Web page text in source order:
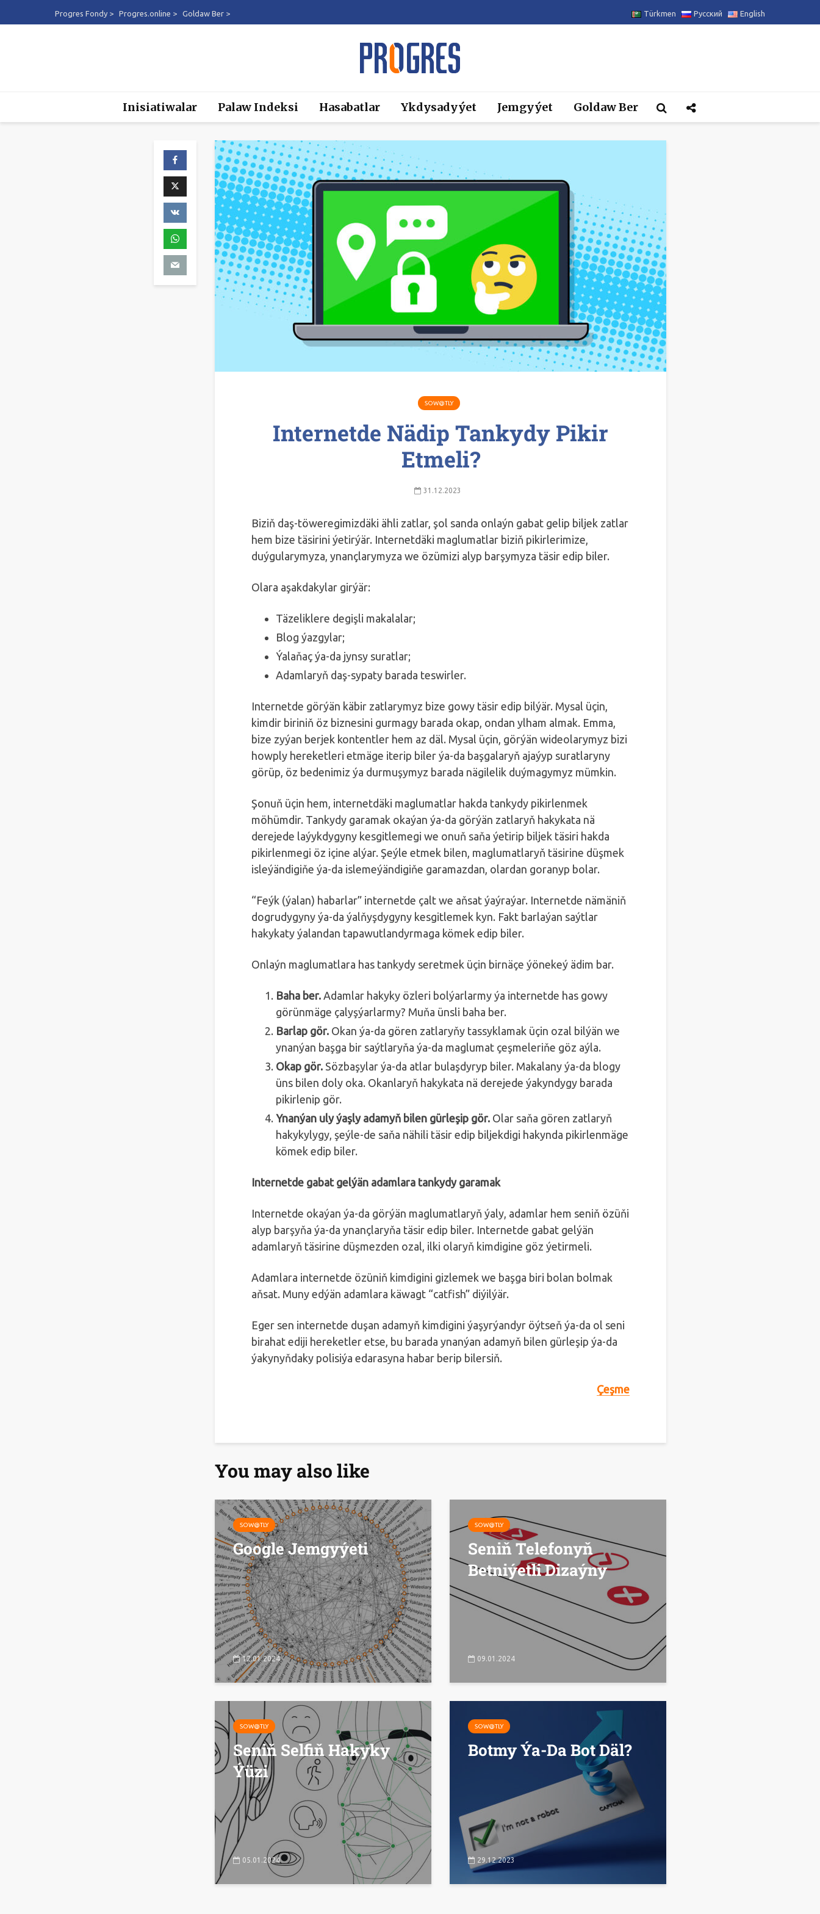
Progres Fondy > Progres.online > Goldaw Ber > Türkmen Русский English
Inisiatiwalar Palaw Indeksi Hasabatlar Ykdysadyýet Jemgyýet Goldaw Ber
SOW@TLY
Internetde Nädip Tankydy Pikir
Etmeli?
31.12.2023
Biziň daş-töweregimizdäki ähli zatlar, şol sanda onlaýn gabat gelip biljek zatlar
hem bize täsirini ýetirýär. Internetdäki maglumatlar biziň pikirlerimize,
duýgularymyza, ynançlarymyza we özümizi alyp barşymyza täsir edip biler.
Olara aşakdakylar girýär:
Täzeliklere degişli makalalar;
Blog ýazgylar;
Ýalaňaç ýa-da jynsy suratlar;
Adamlaryň daş-sypaty barada teswirler.
Internetde görýän käbir zatlarymyz bize gowy täsir edip bilýär. Mysal üçin,
kimdir biriniň öz biznesini gurmagy barada okap, ondan ylham almak. Emma,
bize zyýan berjek kontentler hem az däl. Mysal üçin, görýän wideolarymyz bizi
howply hereketleri etmäge iterip biler ýa-da başgalaryň ajaýyp suratlaryny
görüp, öz bedenimiz ýa durmuşymyz barada nägilelik duýmagymyz mümkin.
Şonuň üçin hem, internetdäki maglumatlar hakda tankydy pikirlenmek
möhümdir. Tankydy garamak okaýan ýa-da görýän zatlaryň hakykata nä
derejede laýykdygyny kesgitlemegi we onuň saňa ýetirip biljek täsiri hakda
pikirlenmegi öz içine alýar. Şeýle etmek bilen, maglumatlaryň täsirine düşmek
isleýändigiňe ýa-da islemeýändigiňe garamazdan, olardan goranyp bolar.
“Feýk (ýalan) habarlar” internetde çalt we aňsat ýaýraýar. Internetde nämäniň
dogrudygyny ýa-da ýalňyşdygyny kesgitlemek kyn. Fakt barlaýan saýtlar
hakykaty ýalandan tapawutlandyrmaga kömek edip biler.
Onlaýn maglumatlara has tankydy seretmek üçin birnäçe ýönekeý ädim bar.
Baha ber. Adamlar hakyky özleri bolýarlarmy ýa internetde has gowy
görünmäge çalyşýarlarmy? Muňa ünsli baha ber.
Barlap gör. Okan ýa-da gören zatlaryňy tassyklamak üçin ozal bilýän we
ynanýan başga bir saýtlaryňa ýa-da maglumat çeşmeleriňe göz aýla.
Okap gör. Sözbaşylar ýa-da atlar bulaşdyryp biler. Makalany ýa-da blogy
üns bilen doly oka. Okanlaryň hakykata nä derejede ýakyndygy barada
pikirlenip gör.
Ynanýan uly ýaşly adamyň bilen gürleşip gör. Olar saňa gören zatlaryň
hakykylygy, şeýle-de saňa nähili täsir edip biljekdigi hakynda pikirlenmäge
kömek edip biler.
Internetde gabat gelýän adamlara tankydy garamak
Internetde okaýan ýa-da görýän maglumatlaryň ýaly, adamlar hem seniň özüňi
alyp barşyňa ýa-da ynançlaryňa täsir edip biler. Internetde gabat gelýän
adamlaryň täsirine düşmezden ozal, ilki olaryň kimdigine göz ýetirmeli.
Adamlara internetde özüniň kimdigini gizlemek we başga biri bolan bolmak
aňsat. Muny edýän adamlara käwagt “catfish” diýilýär.
Eger sen internetde duşan adamyň kimdigini ýaşyrýandyr öýtseň ýa-da ol seni
birahat ediji hereketler etse, bu barada ynanýan adamyň bilen gürleşip ýa-da
ýakynyňdaky polisiýa edarasyna habar berip bilersiň.
Çeşme
You may also like
SOW@TLY
Google Jemgyýeti
12.01.2024
SOW@TLY
Seniň Telefonyň
Betniýetli Dizaýny
09.01.2024
SOW@TLY
Seniň Selfiň Hakyky
Ýüzi
05.01.2024
SOW@TLY
Botmy Ýa-Da Bot Däl?
29.12.2023